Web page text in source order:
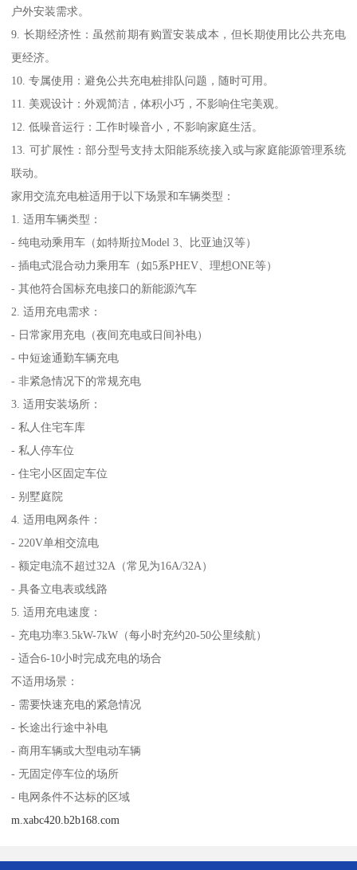
户外安装需求。
9. 长期经济性：虽然前期有购置安装成本，但长期使用比公共充电
更经济。
10. 专属使用：避免公共充电桩排队问题，随时可用。
11. 美观设计：外观简洁，体积小巧，不影响住宅美观。
12. 低噪音运行：工作时噪音小，不影响家庭生活。
13. 可扩展性：部分型号支持太阳能系统接入或与家庭能源管理系统
联动。
家用交流充电桩适用于以下场景和车辆类型：
1. 适用车辆类型：
- 纯电动乘用车（如特斯拉Model 3、比亚迪汉等）
- 插电式混合动力乘用车（如5系PHEV、理想ONE等）
- 其他符合国标充电接口的新能源汽车
2. 适用充电需求：
- 日常家用充电（夜间充电或日间补电）
- 中短途通勤车辆充电
- 非紧急情况下的常规充电
3. 适用安装场所：
- 私人住宅车库
- 私人停车位
- 住宅小区固定车位
- 别墅庭院
4. 适用电网条件：
- 220V单相交流电
- 额定电流不超过32A（常见为16A/32A）
- 具备立电表或线路
5. 适用充电速度：
- 充电功率3.5kW-7kW（每小时充约20-50公里续航）
- 适合6-10小时完成充电的场合
不适用场景：
- 需要快速充电的紧急情况
- 长途出行途中补电
- 商用车辆或大型电动车辆
- 无固定停车位的场所
- 电网条件不达标的区域
m.xabc420.b2b168.com